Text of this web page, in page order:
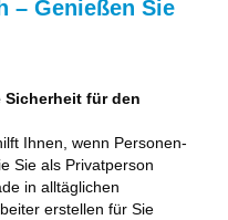
– Genießen Sie
Sicherheit für den
Ihnen, wenn Personen-
Sie als Privatperson
in alltäglichen
erstellen für Sie